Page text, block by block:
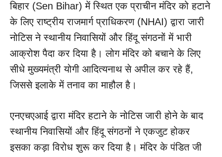
बिहार (Sen Bihar) में स्थित एक प्राचीन मंदिर को हटाने
के लिए राष्ट्रीय राजमार्ग प्राधिकरण (NHAI) द्वारा जारी
नोटिस ने स्थानीय निवासियों और हिंदू संगठनों में भारी
आक्रोश पैदा कर दिया है। लोग मंदिर को बचाने के लिए
सीधे मुख्यमंत्री योगी आदित्यनाथ से अपील कर रहे हैं,
जिससे इलाके में तनाव का माहौल है।
एनएचएआई द्वारा मंदिर हटाने के नोटिस जारी होने के बाद
स्थानीय निवासियों और हिंदू संगठनों ने एकजुट होकर
इसका कड़ा विरोध शुरू कर दिया है। मंदिर के पंडित जी